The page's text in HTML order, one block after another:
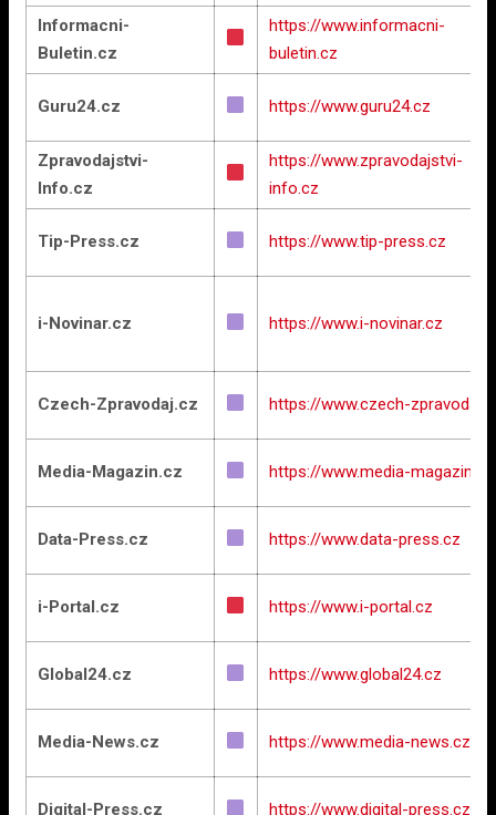
Informacni-
Buletin.cz
https://www.informacni-
buletin.cz
Guru24.cz https://www.guru24.cz
Zpravodajstvi-
Info.cz
https://www.zpravodajstvi-
info.cz
Tip-Press.cz https://www.tip-press.cz
i-Novinar.cz https://www.i-novinar.cz
Czech-Zpravodaj.cz https://www.czech-
Media-Magazin.cz https://www.media-magazin.cz
Data-Press.cz https://www.data-press.cz
i-Portal.cz https://www.i-portal.cz
Global24.cz https://www.global24.cz
Media-News.cz https://www.media-news.cz
Digital-Press.cz https://www.digital-press.cz